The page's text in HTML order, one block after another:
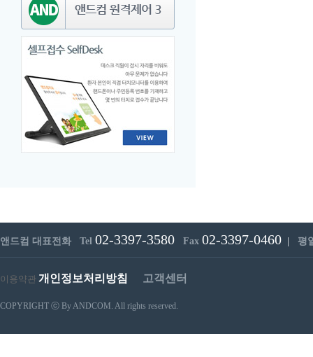
앤드컴 대표전화 Tel 02-3397-3580 Fax 02-3397-0460 평
이용약관 개인정보처리방침 고객센터
COPYRIGHT ⓒ By ANDCOM. All rights reserved.